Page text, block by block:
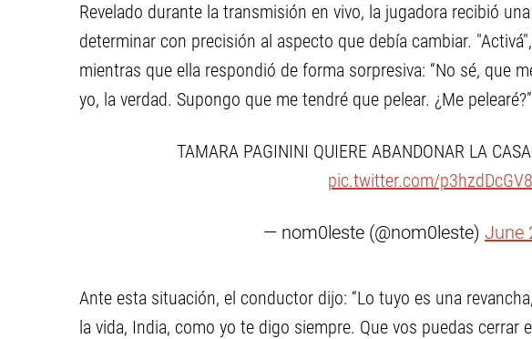
Revelado durante la transmisión en vivo, la jugadora recibió
determinar con precisión al aspecto que debía cambiar.
mientras que ella respondió de forma sorpresiva: “No sé, que
yo, la verdad. Supongo que me tendré que pelear. ¿Me
TAMARA PAGININI QUIERE ABANDONAR LA
pic.twitter.com/p3hzdDcGV8
— nom0leste (@nom0leste) June
Ante esta situación, el conductor dijo: “Lo tuyo es una
la vida, India, como yo te digo siempre. Que vos puedas cerrar